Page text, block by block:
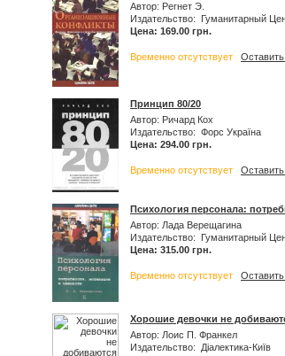
Автор: Регнет Э.
Издательство: Гуманитарный
Цена: 169.00 грн.
Временно отсутствует Оставить
Принцип 80/20
Автор: Ричард Кох
Издательство: Форс Україна
Цена: 294.00 грн.
Временно отсутствует Оставить
Психология персонала:
Автор: Лада Верещагина
Издательство: Гуманитарный
Цена: 315.00 грн.
Временно отсутствует Оставить
Хорошие девочки не
Автор: Лоис П. Франкел
Издательство: Діалектика-Київ